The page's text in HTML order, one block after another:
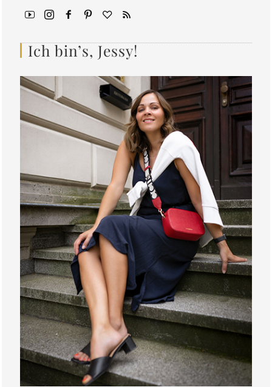
Ich bin’s, Jessy!